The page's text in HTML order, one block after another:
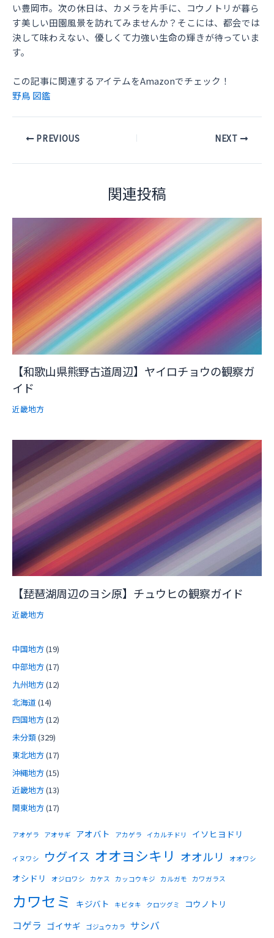
い豊岡市。次の休日は、カメラを片手に、コウノトリが暮ら
す美しい田園風景を訪れてみませんか？そこには、都会では
決して味わえない、優しくて力強い生命の輝きが待っていま
す。
この記事に関連するアイテムをAmazonでチェック！
野鳥 図鑑
PostPREVIOUS NEXT
関連投稿
【和歌山県熊野古道周辺】ヤイロチョウの観察ガ
イド
近畿地方
【琵琶湖周辺のヨシ原】チュウヒの観察ガイド
近畿地方
中国地方(19)
中部地方(17)
九州地方(12)
北海道 (14)
四国地方(12)
未分類(329)
東北地方(17)
沖縄地方(15)
近畿地方(13)
関東地方(17)
アオゲラ アオサギ アオバト アカゲラ イカルチドリ イソヒヨドリ
イヌワシ ウグイス オオヨシキリ オオルリ オオワシ
オシドリ オジロワシ カケス カッコウキジ カルガモ カワガラス
カワセミ キジバト キビタキ クロツグミ コウノトリ
コゲラ ゴイサギ ゴジュウカラ サシバ